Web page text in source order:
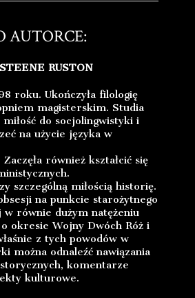
AUTORCE:
RUSTON
roku. Ukończyła filologię
magisterskim. Studia
do socjolingwistyki i
na użycie języka w
również kształcić się
szczególną miłością historię.
na punkcie starożytnego
w równie dużym natężeniu
okresie Wojny Dwóch Róż i
z tych powodów w
można odnaleźć nawiązania
komentarze
kulturowe.